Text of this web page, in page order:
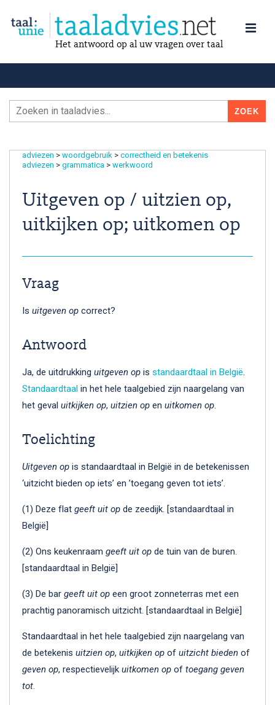
Het antwoord op al uw vragen over taal
adviezen > woordgebruik > correctheid en betekenis
adviezen > grammatica > werkwoord
Uitgeven op / uitzien op,
uitkijken op; uitkomen op
Vraag
Is uitgeven op correct?
Antwoord
Ja, de uitdrukking uitgeven op is standaardtaal in België.
Standaardtaal in het hele taalgebied zijn naargelang van
het geval uitkijken op, uitzien op en uitkomen op.
Toelichting
Uitgeven op is standaardtaal in België in de betekenissen
‘uitzicht bieden op iets’ en ’toegang geven tot iets’.
(1) Deze flat geeft uit op de zeedijk. [standaardtaal in
België]
(2) Ons keukenraam geeft uit op de tuin van de buren.
[standaardtaal in België]
(3) De bar geeft uit op een groot zonneterras met een
prachtig panoramisch uitzicht. [standaardtaal in België]
Standaardtaal in het hele taalgebied zijn naargelang van
de betekenis uitzien op, uitkijken op of uitzicht bieden of
geven op, respectievelijk uitkomen op of toegang geven
tot.